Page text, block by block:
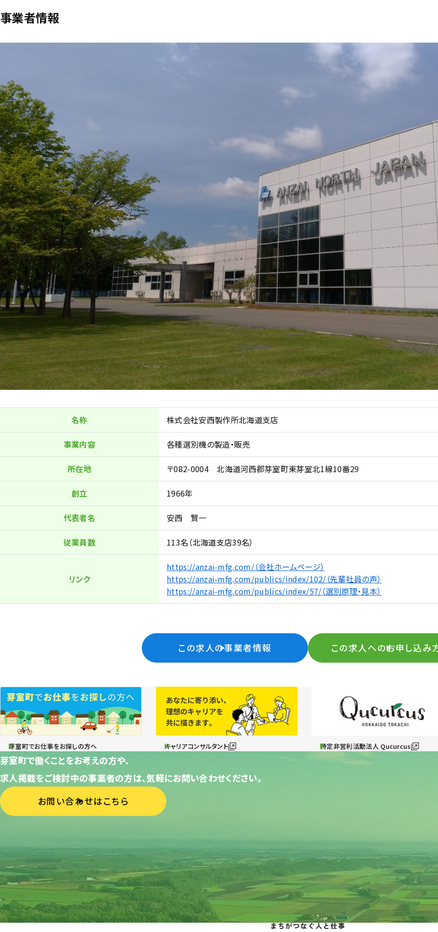
事業者情報
名称 株式会社安西製作所北海道支店
事業内容 各種選別機の製造・販売
所在地 〒082-0004 北海道河西郡芽室町東芽室北1線10番29
創立 1966年
代表者名 安西 賢一
従業員数 113名（北海道支店39名）
リンク
https://anzai-mfg.com/（会社ホームページ）
https://anzai-mfg.com/publics/index/102/（先輩社員の声）
https://anzai-mfg.com/publics/index/57/（選別原理・見本）
この求人の事業者情報 この求人へのお申し込み
芽室町でお仕事をお探しの方へ キャリアコンサルタント 特定非営利活動法人 Qucurcus
芽室町で働くことをお考えの方や、
求人掲載をご検討中の事業者の方は、気軽にお問い合わせください。
お問い合わせはこちら